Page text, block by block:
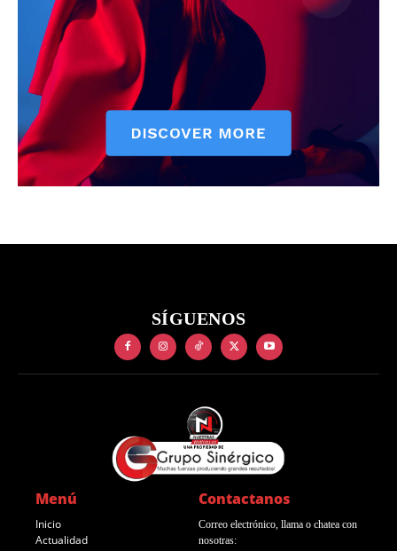
SÍGUENOS
Menú
Inicio
Actualidad
Contactanos
Correo electrónico, llama o chatea con
nosotras: